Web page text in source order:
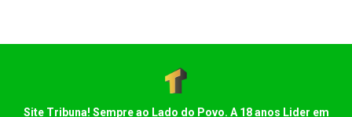
Site Tribuna! Sempre ao Lado do Povo. A 18 anos Lider em